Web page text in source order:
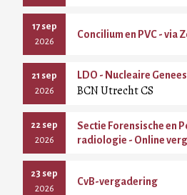
17 sep
2026
Concilium en PVC - via
21 sep
2026
LDO - Nucleaire
BCN Utrecht CS
22 sep
2026
Sectie Forensische en
radiologie - Online
23 sep
2026
CvB-vergadering